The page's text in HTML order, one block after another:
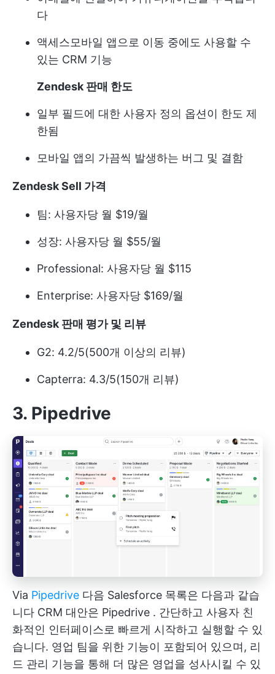
다
액세스모바일 앱으로 이동 중에도 사용할 수
있는 CRM 기능
Zendesk 판매 한도
일부 필드에 대한 사용자 정의 옵션이 한도 제
한됨
모바일 앱의 가끔씩 발생하는 버그 및 결함
Zendesk Sell 가격
팀: 사용자당 월 $19/월
성장: 사용자당 월 $55/월
Professional: 사용자당 월 $115
Enterprise: 사용자당 $169/월
Zendesk 판매 평가 및 리뷰
G2: 4.2/5(500개 이상의 리뷰)
Capterra: 4.3/5(150개 리뷰)
3. Pipedrive
Via Pipedrive 다음 Salesforce 목록은 다음과 같습
니다 CRM 대안은 Pipedrive . 간단하고 사용자 친
화적인 인터페이스로 빠르게 시작하고 실행할 수 있
습니다. 영업 팀을 위한 기능이 포함되어 있으며, 리
드 관리 기능을 통해 더 많은 영업을 성사시킬 수 있